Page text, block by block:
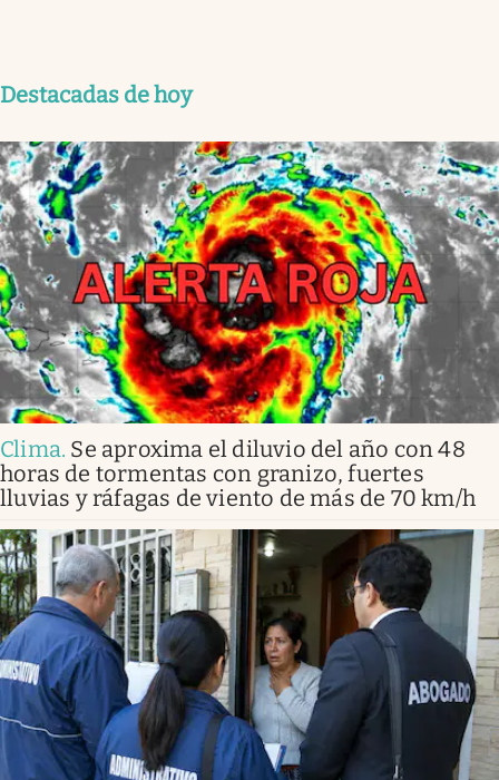
Destacadas de hoy
Clima. Se aproxima el diluvio del año con 48
horas de tormentas con granizo, fuertes
lluvias y ráfagas de viento de más de 70 km/h